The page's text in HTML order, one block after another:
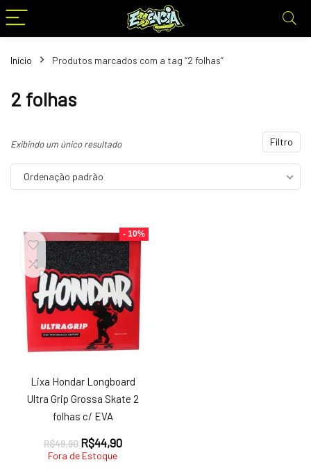
Início Produtos marcados com a tag “2 folhas”
2 folhas
Filtro
Exibindo um único resultado
Ordenação padrão
- 10%
Lixa Hondar Longboard
Ultra Grip Grossa Skate 2
folhas c/ EVA
R$49,90 O
preço
R$44,90O
Fora de Estoque